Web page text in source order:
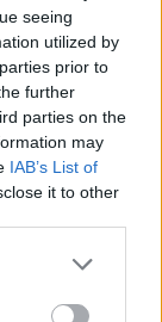
seeing
utilized by
prior to
further
parties on the
may
IAB’s List of
it to other